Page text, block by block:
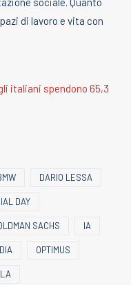
di lavoro e vita con
italiani spendono 65,3
DARIO LESSA
DAY
SACHS IA
OPTIMUS